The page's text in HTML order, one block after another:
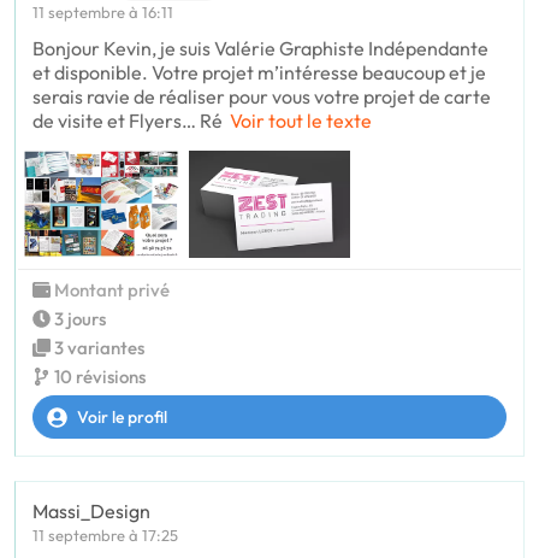
11 septembre à 16:11
Bonjour Kevin, je suis Valérie Graphiste Indépendante
et disponible. Votre projet m’intéresse beaucoup et je
serais ravie de réaliser pour vous votre projet de carte
de visite et Flyers… Ré Voir tout le texte
Montant privé
3 jours
3 variantes
10 révisions
Voir le profil
Massi_Design
11 septembre à 17:25